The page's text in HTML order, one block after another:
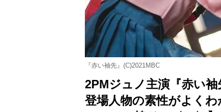
『赤い袖先』(C)2021MBC
2PMジュノ主演『赤い
登場人物の素性がよく